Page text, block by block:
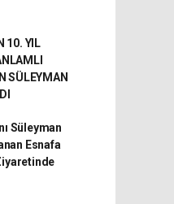
10. YIL
SÜLEYMAN
Süleyman
Esnafa